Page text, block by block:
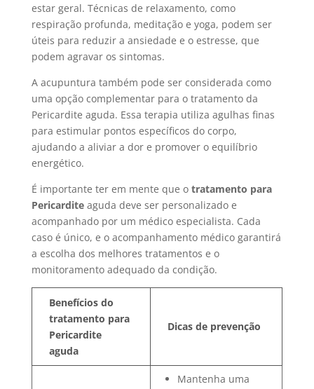
estar geral. Técnicas de relaxamento, como
respiração profunda, meditação e yoga, podem ser
úteis para reduzir a ansiedade e o estresse, que
podem agravar os sintomas.
A acupuntura também pode ser considerada como
uma opção complementar para o tratamento da
Pericardite aguda. Essa terapia utiliza agulhas finas
para estimular pontos específicos do corpo,
ajudando a aliviar a dor e promover o equilíbrio
energético.
É importante ter em mente que o tratamento para
Pericarditeaguda deve ser personalizado e
acompanhado por um médico especialista. Cada
caso é único, e o acompanhamento médico garantirá
a escolha dos melhores tratamentos e o
monitoramento adequado da condição.
Benefícios do
tratamento para
Pericardite
aguda
Dicas de prevenção
Mantenha uma